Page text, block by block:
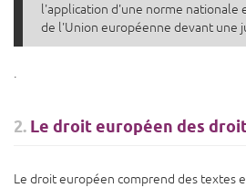
l'application d'une norme nationale
de l'Union européenne devant une
.
2. Le droit européen des
Le droit européen comprend des textes